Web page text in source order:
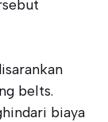
belts.
biaya